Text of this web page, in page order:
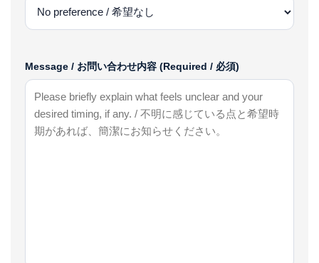
Message / お問い合わせ内容 (Required / 必須)